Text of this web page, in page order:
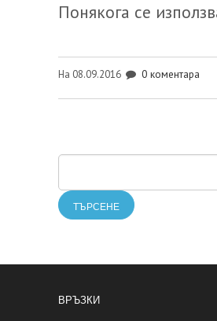
Понякога се
На 08.09.2016 0 коментара
ВРЪЗКИ